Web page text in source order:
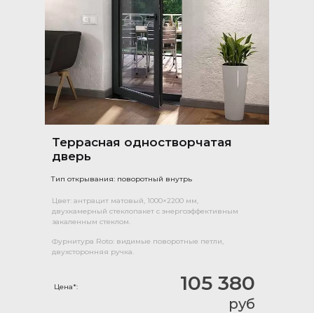
105 380
руб
Террасная одностворчатая
дверь
Тип открывания: поворотный внутрь
Цвет: антрацит матовый, 1000×2200 мм,
двухкамерный стеклопакет с энергоэффективным
закаленным стеклом.
Фурнитура Roto: видимые поворотные петли,
двухсторонняя ручка.
Цена*: